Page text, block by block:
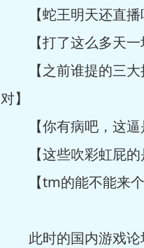
【蛇王明天还直播
【打了这么多天一
【之前谁提的三大
对】
【你有病吧，这逼
【这些吹彩虹屁的
【tm的能不能来个
此时的国内游戏论